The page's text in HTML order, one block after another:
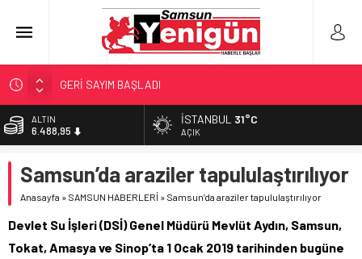
GERİ SAYIM BAŞLADI
SAMSUNSPOR’DA HEDEF 5’İNCİLİK!
‘BAFRA’YA YATIRIM YAPIN!’
YÖNETİCİ SEÇERKEN YAPILAN EN BÜYÜK HATALAR
ALTIN
6.488,95
13.798,82
DOLAR
54,9646
İSTANBUL 31°C
AÇIK
Samsun’da araziler tapululaştırılıyor
Anasayfa » SAMSUN HABERLERİ » Samsun’da araziler tapululaştırılıyor
Devlet Su İşleri (DSİ) Genel Müdürü Mevlüt Aydın, Samsun,
Tokat, Amasya ve Sinop’ta 1 Ocak 2019 tarihinden bugüne